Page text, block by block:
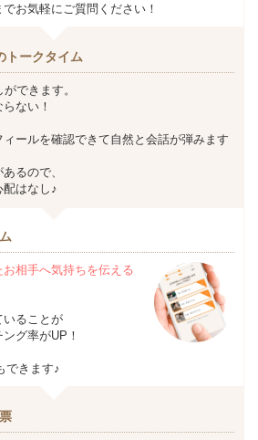
お気軽にご質問ください！
トークタイム
できます。
ない！
ールを確認できて自然と会話が弾みます
るので、
はなし♪
お相手へ気持ちを伝える
いることが
グ率がUP！
できます♪